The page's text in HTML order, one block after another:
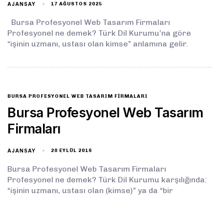
AJANSAY 17 AĞUSTOS 2025
Bursa Profesyonel Web Tasarım Firmaları
Profesyonel ne demek? Türk Dil Kurumu’na göre
“işinin uzmanı, ustası olan kimse” anlamına gelir.
BURSA PROFESYONEL WEB TASARIM FIRMALARI
Bursa Profesyonel Web Tasarım
Firmaları
AJANSAY 20 EYLÜL 2016
Bursa Profesyonel Web Tasarım Firmaları
Profesyonel ne demek? Türk Dil Kurumu karşılığında:
“işinin uzmanı, ustası olan (kimse)” ya da “bir